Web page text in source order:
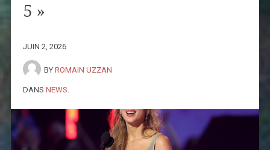
5 »
JUIN 2, 2026
BY ROMAIN UZZAN
DANS NEWS